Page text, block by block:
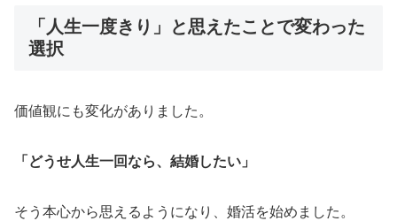
「人生一度きり」と思えたことで変わった
選択
価値観にも変化がありました。
「どうせ人生一回なら、結婚したい」
そう本心から思えるようになり、婚活を始めました。